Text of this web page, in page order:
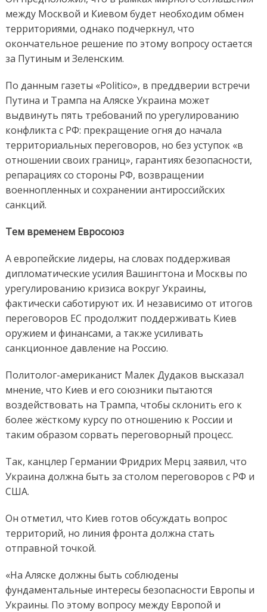
между Москвой и Киевом будет необходим обмен
территориями, однако подчеркнул, что
окончательное решение по этому вопросу остается
за Путиным и Зеленским.
По данным газеты «Politico», в преддверии встречи
Путина и Трампа на Аляске Украина может
выдвинуть пять требований по урегулированию
конфликта с РФ: прекращение огня до начала
территориальных переговоров, но без уступок «в
отношении своих границ», гарантиях безопасности,
репарациях со стороны РФ, возвращении
военнопленных и сохранении антироссийских
санкций.
Тем временем Евросоюз
А европейские лидеры, на словах поддерживая
дипломатические усилия Вашингтона и Москвы по
урегулированию кризиса вокруг Украины,
фактически саботируют их. И независимо от итогов
переговоров ЕС продолжит поддерживать Киев
оружием и финансами, а также усиливать
санкционное давление на Россию.
Политолог-американист Малек Дудаков высказал
мнение, что Киев и его союзники пытаются
воздействовать на Трампа, чтобы склонить его к
более жёсткому курсу по отношению к России и
таким образом сорвать переговорный процесс.
Так, канцлер Германии Фридрих Мерц заявил, что
Украина должна быть за столом переговоров с РФ и
США.
Он отметил, что Киев готов обсуждать вопрос
территорий, но линия фронта должна стать
отправной точкой.
«На Аляске должны быть соблюдены
фундаментальные интересы безопасности Европы и
Украины. По этому вопросу между Европой и